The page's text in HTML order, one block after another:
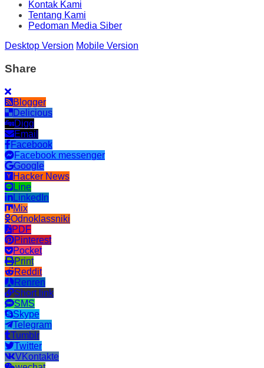
Kontak Kami
Tentang Kami
Pedoman Media Siber
Desktop Version Mobile Version
Share
Blogger
Delicious
Digg
Email
Facebook
Facebook messenger
Google
Hacker News
Line
LinkedIn
Mix
Odnoklassniki
PDF
Pinterest
Pocket
Print
Reddit
Renren
Short link
SMS
Skype
Telegram
Tumblr
Twitter
VKontakte